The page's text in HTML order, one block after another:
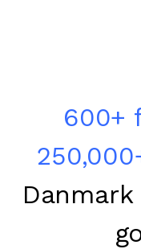
600+